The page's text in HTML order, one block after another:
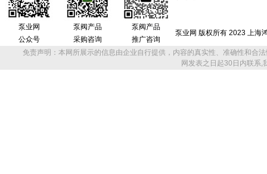
泵业网
公众号
泵阀产品
采购咨询
泵阀产品
推广咨询
泵业网 版权所有 2023 上海
免责声明：本网所展示的信息由企业自行提供，内容的真实性、准确性和合
网发表之日起30日内联系,